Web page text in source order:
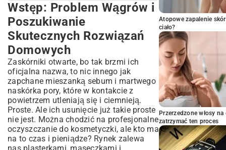
Wstęp: Problem Wągrów i Poszukiwanie
Skutecznych Rozwiązań Domowych
Fenomen Żelatyny: Dlaczego To
Skuteczny Sposób na Wągry?
Jak Działa Żelatyna na Naszą Skórę?
Rola Składników Aktywnych w Maseczce
Kompletny Przewodnik: Żelatyna na
Wągry Domowy Przepis Krok po Kroku
Niezbędne Składniki, Które Masz w Kuchni
Precyzyjne Przygotowanie Maseczki: Od
Płynu do Gęstej Konsystencji
Alternatywne Składniki Wzmacniające
Działanie
Optymalna Aplikacja i Pielęgnacja po
Wstęp: Problem Wągrów i
Poszukiwanie
Skutecznych Rozwiązań
Domowych
Zaskórniki otwarte, bo tak brzmi ich
oficjalna nazwa, to nic innego jak
zapchane mieszanką sebum i martwego
naskórka pory, które w kontakcie z
powietrzem utleniają się i ciemnieją.
Proste. Ale ich usunięcie już takie proste
nie jest. Można chodzić na profesjonalne
oczyszczanie do kosmetyczki, ale kto ma
na to czas i pieniądze? Rynek zalewa
Atopowe zapalenie
ciało?
Przerzedzone włosy
zatrzymać ten proces